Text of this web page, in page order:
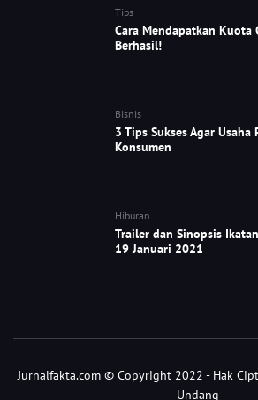
Tips
Cara Mendapatkan Kuota
Berhasil!
Bisnis
3 Tips Sukses Agar Usaha
Konsumen
Hiburan
Trailer dan Sinopsis
19 Januari 2021
Jurnalfakta.com © Copyright 2022 - Hak
Undang